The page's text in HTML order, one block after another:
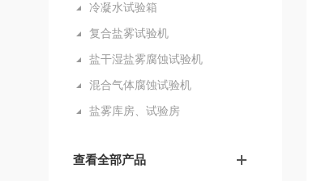
冷凝水试验箱
复合盐雾试验机
盐干湿盐雾腐蚀试验机
混合气体腐蚀试验机
盐雾库房、试验房
查看全部产品